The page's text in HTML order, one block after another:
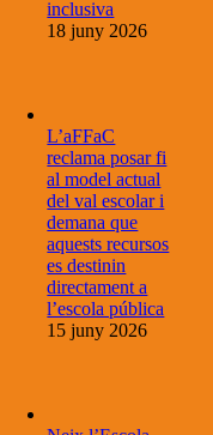
inclusiva
18 juny 2026
L’aFFaC
reclama posar fi
al model actual
del val escolar i
demana que
aquests recursos
es destinin
directament a
l’escola pública
15 juny 2026